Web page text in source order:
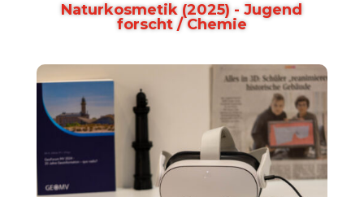
Naturkosmetik (2025) - Jugend
forscht / Chemie